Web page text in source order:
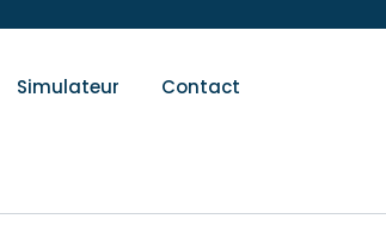
Simulateur Contact